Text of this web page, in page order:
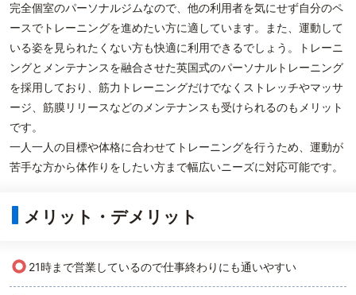
完全個室のパーソナルジムなので、他の利用者を気にせず自分のペ
ースでトレーニングを進めたい方に適しています。また、運動して
いる姿を見られたくない方も快適に利用できるでしょう。トレーニ
ングとメンテナンスを融合させた英国式のパーソナルトレーニング
を採用しており、筋力トレーニングだけでなくストレッチやマッサ
ージ、筋膜リリースなどのメンテナンスも受けられるのもメリット
です。
一人一人の目標や体格に合わせてトレーニングを行うため、運動が
苦手な方から体作りをしたい方まで幅広いニーズに対応可能です。
メリット・デメリット
○ 21時まで営業しているので仕事終わりにも通いやすい